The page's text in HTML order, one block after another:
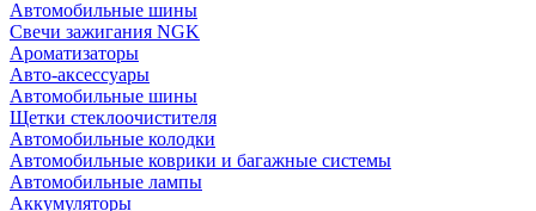
Автомобильные шины
Свечи зажигания NGK
Ароматизаторы
Авто-аксессуары
Автомобильные шины
Щетки стеклоочистителя
Автомобильные колодки
Автомобильные коврики и багажные системы
Автомобильные лампы
Аккумуляторы